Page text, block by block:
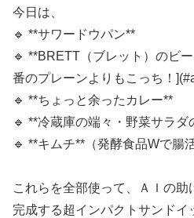
今日は、
🔹 **サワードウパン**
🔹 **BRETT（ブレット）のビ
番のプレーンよりもこっち！
🔹 **ちょっと余ったカレー**
🔹 **冷蔵庫の端々・野菜サラダ
🔹 **キムチ**（発酵食品Wで腸
これらを全部使って、ＡＩの
完成する超インパクトサンドイ